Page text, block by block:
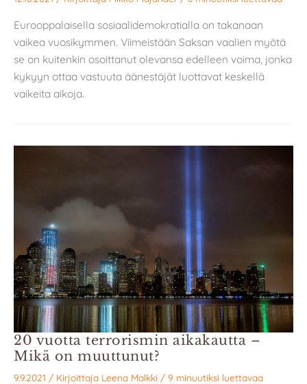
Eurooppalaisella sosiaalidemokratialla on takanaan
vaikea vuosikymmen. Viimeistään Saksan vaalien myötä
se on kuitenkin osoittanut olevansa edelleen voima, jonka
kykyyn ottaa vastuuta äänestäjät luottavat keskellä
vaikeita aikoja.
20 vuotta terrorismin aikakautta –
Mikä on muuttunut?
9.9.2021 / Kirjoittaja Leena Malkki / 9 minuutiksi luettavaa